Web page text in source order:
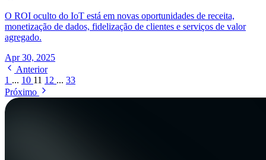
O ROI oculto do IoT está em novas oportunidades de receita,
monetização de dados, fidelização de clientes e serviços de valor
agregado.
Apr 30, 2025
Anterior
1 ... 10 11 12 ... 33
Próximo